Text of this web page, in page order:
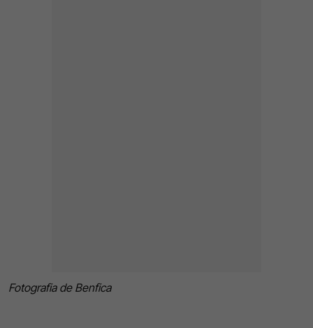
Fotografia de Benfica